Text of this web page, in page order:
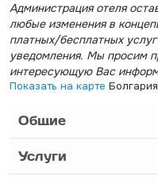
Администрация отеля
любые изменения в
платных/бесплатных
уведомления. Мы просим
интересующую Вас
Показать на карте
Общие
Услуги